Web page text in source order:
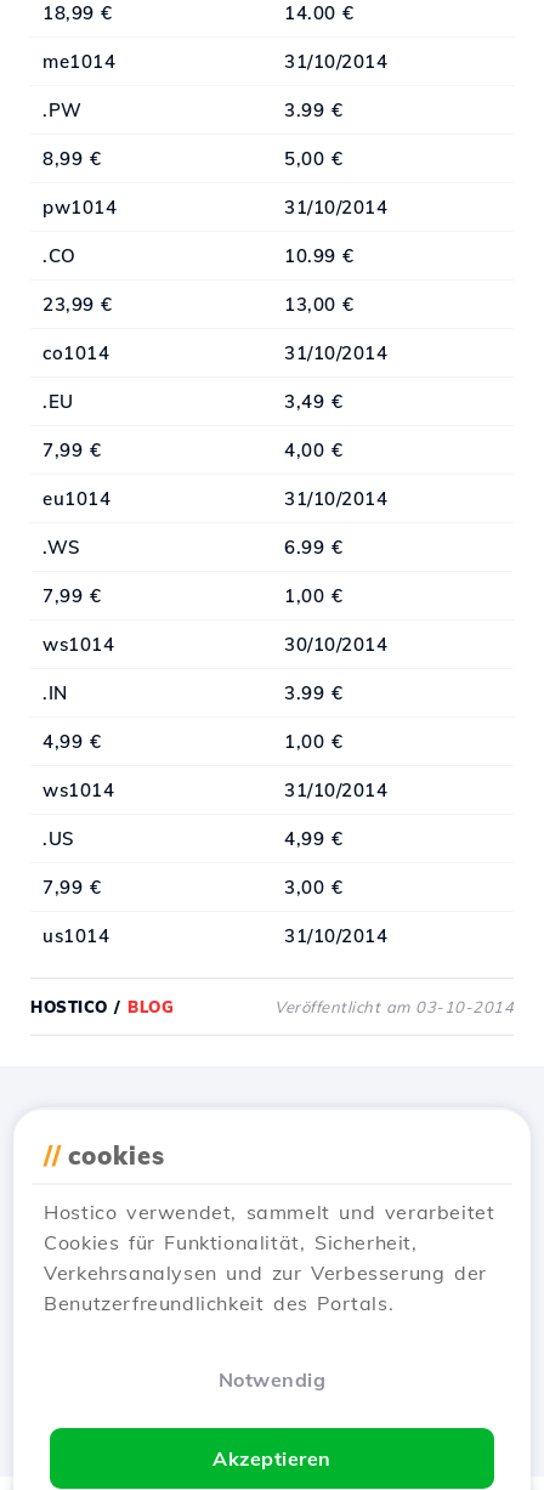
18,99 € 14.00 €
me1014 31/10/2014
.PW 3.99 €
8,99 € 5,00 €
pw1014 31/10/2014
.CO 10.99 €
23,99 € 13,00 €
co1014 31/10/2014
.EU 3,49 €
7,99 € 4,00 €
eu1014 31/10/2014
.WS 6.99 €
7,99 € 1,00 €
ws1014 30/10/2014
.IN 3.99 €
4,99 € 1,00 €
ws1014 31/10/2014
.US 4,99 €
7,99 € 3,00 €
us1014 31/10/2014
HOSTICO / BLOG Veröffentlicht am 03-10-2014
// cookies
Hostico verwendet, sammelt und verarbeitet
Cookies für Funktionalität, Sicherheit,
Verkehrsanalysen und zur Verbesserung der
Benutzerfreundlichkeit des Portals.
Notwendig
Akzeptieren